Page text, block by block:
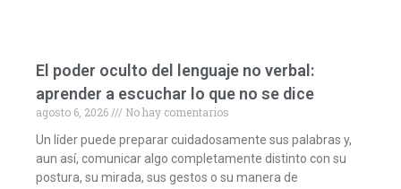
El poder oculto del lenguaje no verbal:
aprender a escuchar lo que no se dice
agosto 6, 2026
No hay comentarios
Un líder puede preparar cuidadosamente sus palabras y,
aun así, comunicar algo completamente distinto con su
postura, su mirada, sus gestos o su manera de